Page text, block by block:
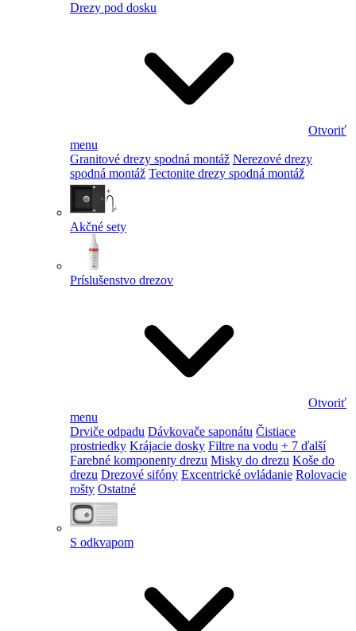
Drezy pod dosku
Otvoriť
menu
Granitové drezy spodná montáž Nerezové drezy
spodná montáž Tectonite drezy spodná montáž
Akčné sety
Príslušenstvo drezov
Otvoriť
menu
Drviče odpadu Dávkovače saponátu Čistiace
prostriedky Krájacie dosky Filtre na vodu + 7 ďalší
Farebné komponenty drezu Misky do drezu Koše do
drezu Drezové sifóny Excentrické ovládanie Rolovacie
rošty Ostatné
S odkvapom